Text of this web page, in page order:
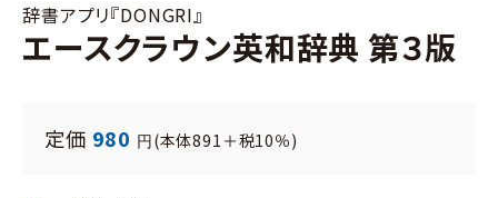
辞書アプリ『DONGRI』
エースクラウン英和辞典 第３版
定価 980 円 (本体891＋税10％)